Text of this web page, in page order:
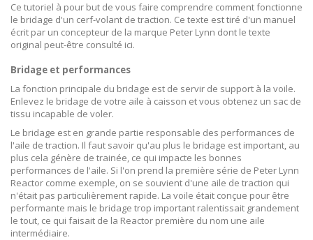
Ce tutoriel à pour but de vous faire comprendre comment fonctionne
le bridage d'un cerf-volant de traction. Ce texte est tiré d'un manuel
écrit par un concepteur de la marque Peter Lynn dont le texte
original peut-être consulté ici.
Bridage et performances
La fonction principale du bridage est de servir de support à la voile.
Enlevez le bridage de votre aile à caisson et vous obtenez un sac de
tissu incapable de voler.
Le bridage est en grande partie responsable des performances de
l'aile de traction. Il faut savoir qu'au plus le bridage est important, au
plus cela génère de trainée, ce qui impacte les bonnes
performances de l'aile. Si l'on prend la première série de Peter Lynn
Reactor comme exemple, on se souvient d'une aile de traction qui
n'était pas particulièrement rapide. La voile était conçue pour être
performante mais le bridage trop important ralentissait grandement
le tout, ce qui faisait de la Reactor première du nom une aile
intermédiaire.